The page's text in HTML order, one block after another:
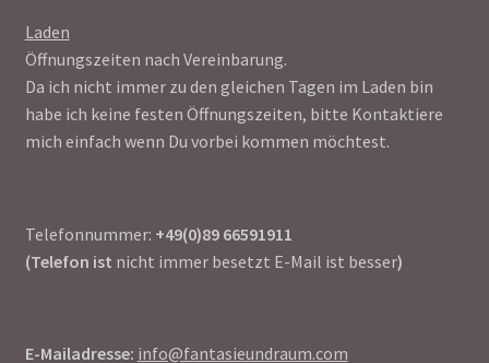
Laden
Öffnungszeiten nach Vereinbarung.
Da ich nicht immer zu den gleichen Tagen im Laden bin
habe ich keine festen Öffnungszeiten, bitte Kontaktiere
mich einfach wenn Du vorbei kommen möchtest.
Telefonnummer: +49(0)89 66591911
(Telefon ist nicht immer besetzt E-Mail ist besser)
E-Mailadresse: info@fantasieundraum.com